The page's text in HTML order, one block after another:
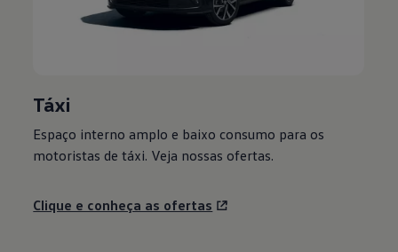
Táxi
Espaço interno amplo e baixo consumo para os
motoristas de táxi. Veja nossas ofertas.
Clique e conheça as ofertas